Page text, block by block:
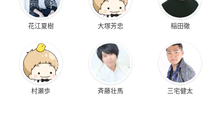
花江夏樹 大塚芳忠 稲田徹
村瀬歩 斉藤壮馬 三宅健太